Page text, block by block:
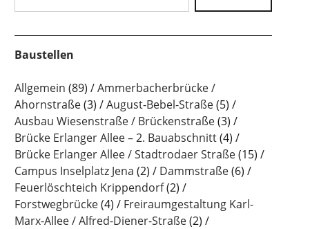
Baustellen
Allgemein (89)
Ammerbacherbrücke /
Ahornstraße(3) August-Bebel-Straße(5)
Ausbau Wiesenstraße / Brückenstraße(3)
Brücke Erlanger Allee – 2. Bauabschnitt(4)
Brücke Erlanger Allee / Stadtrodaer Straße(15)
Campus Inselplatz Jena (2) Dammstraße(6)
Feuerlöschteich Krippendorf(2)
Forstwegbrücke(4)
Freiraumgestaltung Karl-
Marx-Allee / Alfred-Diener-Straße(2)